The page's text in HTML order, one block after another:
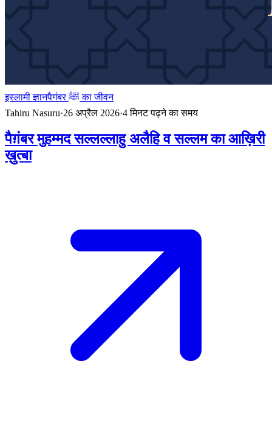
इस्लामी ज्ञान
पैगंबर ﷺ का जीवन
Tahiru Nasuru·26 अप्रैल 2026·4 मिनट पढ़ने का समय
पैग़ंबर मुहम्मद सल्लल्लाहु अलैहि व सल्लम का आख़िरी
ख़ुत्बा